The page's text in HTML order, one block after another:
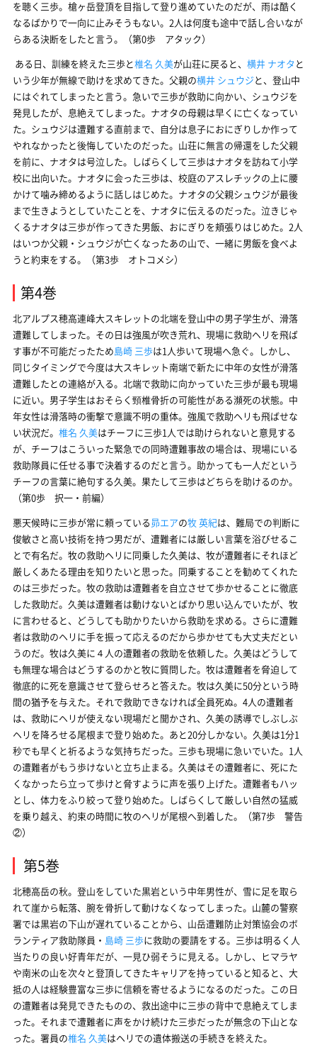
を聴く三歩。槍ヶ岳登頂を目指して登り進めていたのだが、雨は酷く
なるばかりで一向に止みそうもない。2人は何度も途中で話し合いなが
らある決断をしたと言う。（第0歩 アタック）
ある日、訓練を終えた三歩と椎名 久美が山荘に戻ると、 横井 ナオタ と
いう少年が無線で助けを求めてきた。父親の横井 シュウジと、登山中
にはぐれてしまったと言う。急いで三歩が救助に向かい、シュウジを
発見したが、息絶えてしまった。ナオタの母親は早くに亡くなってい
た。シュウジは遭難する直前まで、自分は息子におにぎりしか作って
やれなかったと後悔していたのだった。山荘に無言の帰還をした父親
を前に、ナオタは号泣した。しばらくして三歩はナオタを訪ねて小学
校に出向いた。ナオタに会った三歩は、校庭のアスレチックの上に腰
かけて噛み締めるように話しはじめた。ナオタの父親シュウジが最後
まで生きようとしていたことを、ナオタに伝えるのだった。泣きじゃ
くるナオタは三歩が作ってきた男飯、おにぎりを頬張りはじめた。2人
はいつか父親・シュウジが亡くなったあの山で、一緒に男飯を食べよ
うと約束をする。（第3歩 オトコメシ）
第4巻
北アルプス穂高連峰大スキレットの北端を登山中の男子学生が、滑落
遭難してしまった。その日は強風が吹き荒れ、現場に救助ヘリを飛ば
す事が不可能だったため島崎 三歩は1人歩いて現場へ急ぐ。しかし、
同じタイミングで今度は大スキレット南端で新たに中年の女性が滑落
遭難したとの連絡が入る。北端で救助に向かっていた三歩が最も現場
に近い。男子学生はおそらく頸椎骨折の可能性がある瀕死の状態。中
年女性は滑落時の衝撃で意識不明の重体。強風で救助ヘリも飛ばせな
い状況だ。 椎名 久美はチーフに三歩1人では助けられないと意見する
が、チーフはこういった緊急での同時遭難事故の場合は、現場にいる
救助隊員に任せる事で決着するのだと言う。助かっても一人だという
チーフの言葉に絶句する久美。果たして三歩はどちらを助けるのか。
（第0歩 択一・前編）
悪天候時に三歩が常に頼っている 昴エアの牧 英紀は、難局での判断に
俊敏さと高い技術を持つ男だが、遭難者には厳しい言葉を浴びせるこ
とで有名だ。牧の救助ヘリに同乗した久美は、牧が遭難者にそれほど
厳しくあたる理由を知りたいと思った。同乗することを勧めてくれた
のは三歩だった。牧の救助は遭難者を自立させて歩かせることに徹底
した救助だ。久美は遭難者は動けないとばかり思い込んでいたが、牧
に言わせると、どうしても助かりたいから救助を求める。さらに遭難
者は救助のヘリに手を振って応えるのだから歩かせても大丈夫だとい
うのだ。牧は久美に４人の遭難者の救助を依頼した。久美はどうして
も無理な場合はどうするのかと牧に質問した。牧は遭難者を脅迫して
徹底的に死を意識させて登らせろと答えた。牧は久美に50分という時
間の猶予を与えた。それで救助できなければ全員死ぬ。4人の遭難者
は、救助にヘリが使えない現場だと聞かされ、久美の誘導でしぶしぶ
ヘリを降ろせる尾根まで登り始めた。あと20分しかない。久美は1分1
秒でも早くと祈るような気持ちだった。三歩も現場に急いでいた。1人
の遭難者がもう歩けないと立ち止まる。久美はその遭難者に、死にた
くなかったら立って歩けと脅すように声を張り上げた。遭難者もハッ
とし、体力をふり絞って登り始めた。しばらくして厳しい自然の猛威
を乗り越え、約束の時間に牧のヘリが尾根へ到着した。（第7歩 警告
②）
第5巻
北穂高岳の秋。登山をしていた黒岩という中年男性が、雪に足を取ら
れて崖から転落、腕を骨折して動けなくなってしまった。山麓の警察
署では黒岩の下山が遅れていることから、山岳遭難防止対策協会のボ
ランティア救助隊員・ 島崎 三歩に救助の要請をする。三歩は明るく人
当たりの良い好青年だが、一見ひ弱そうに見える。しかし、ヒマラヤ
や南米の山を次々と登頂してきたキャリアを持っていると知ると、大
抵の人は経験豊富な三歩に信頼を寄せるようになるのだった。この日
の遭難者は発見できたものの、救出途中に三歩の背中で息絶えてしま
った。それまで遭難者に声をかけ続けた三歩だったが無念の下山とな
った。署員の椎名 久美はヘリでの遺体搬送の手続きを終えた。